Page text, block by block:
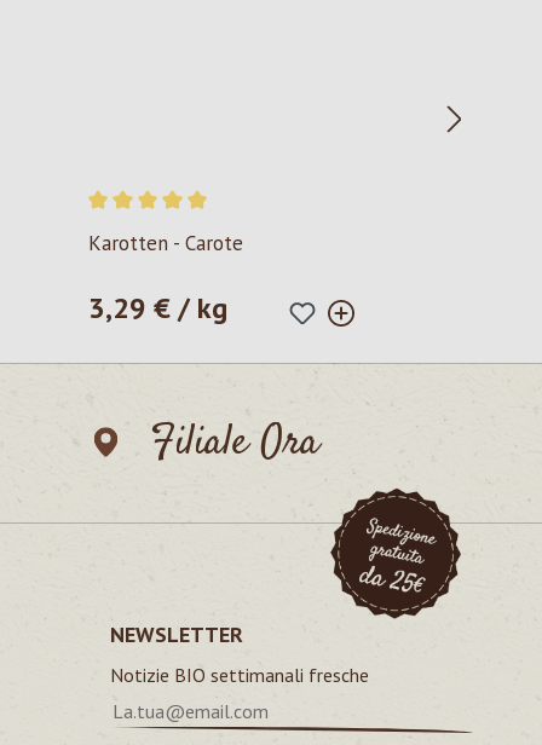
Valutazione media di 5 su 5 stelle
Karotten - Carote
Prezzo normale:
3,29 € / kg
Filiale Ora
NEWSLETTER
Notizie BIO settimanali fresche